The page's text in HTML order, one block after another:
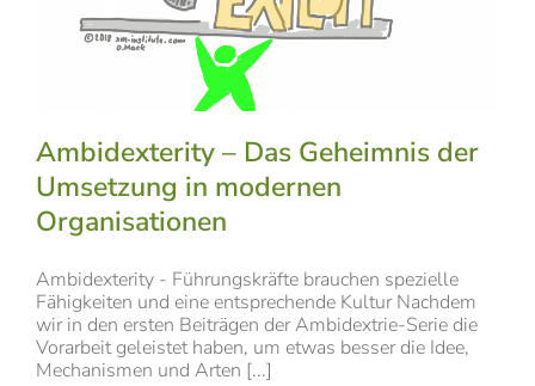
Ambidexterity – Das Geheimnis der
Umsetzung in modernen
Organisationen
Ambidexterity - Führungskräfte brauchen spezielle
Fähigkeiten und eine entsprechende Kultur Nachdem
wir in den ersten Beiträgen der Ambidextrie-Serie die
Vorarbeit geleistet haben, um etwas besser die Idee,
Mechanismen und Arten [...]